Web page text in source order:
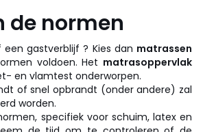
de normen
gastverblijf ? Kies dan matrassen
voldoen. Het matrasoppervlak
en vlamtest onderworpen.
of snel opbrandt (onder andere) zal
worden.
specifiek voor schuim, latex en